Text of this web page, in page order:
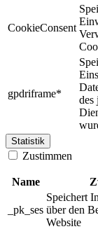
CookieConsent
gpdriframe*
des
Statistik
Zustimmen
Name
_pk_ses
Speichert
über den
Website